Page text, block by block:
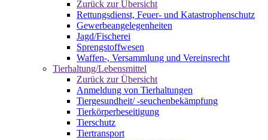
Zurück zur Übersicht
Rettungsdienst, Feuer- und Katastrophenschutz
Gewerbeangelegenheiten
Jagd/Fischerei
Sprengstoffwesen
Waffen-, Versammlung und Vereinsrecht
Tierhaltung/Lebensmittel
Zurück zur Übersicht
Anmeldung von Tierhaltungen
Tiergesundheit/ -seuchenbekämpfung
Tierkörperbeseitigung
Tierschutz
Tiertransport